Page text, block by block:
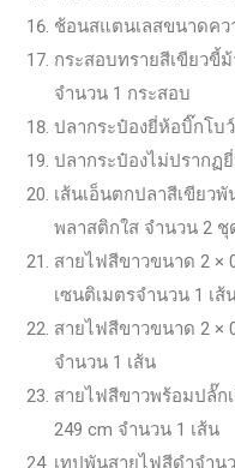
ช้อนสแตนเลสขนาดคว
กระสอบทรายสีเขียวขี้
จำนวน 1 กระสอบ
ปลากระป๋องยี่ห้อบิ๊กโบ
ปลากระป๋องไม่ปรากฏ
เส้นเอ็นตกปลาสีเขียว
พลาสติกใส จำนวน 2 ชุ
สายไฟสีขาวขนาด 2 ×
เซนติเมตรจำนวน 1 เส้
สายไฟสีขาวขนาด 2 ×
จำนวน 1 เส้น
สายไฟสีขาวพร้อมปลั๊ก
249 cm จำนวน 1 เส้น
เทปพันสายไฟสีดำจำน